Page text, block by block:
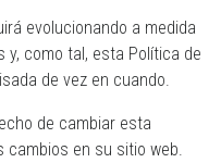
evolucionando a medida
como tal, esta Política de
de vez en cuando.
de cambiar esta
en su sitio web.